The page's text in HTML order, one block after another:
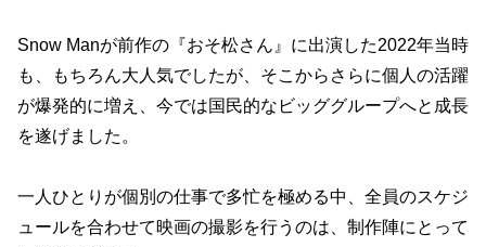
Snow Manが前作の『おそ松さん』に出演した2022年当時
も、もちろん大人気でしたが、そこからさらに個人の活躍
が爆発的に増え、今では国民的なビッググループへと成長
を遂げました。
一人ひとりが個別の仕事で多忙を極める中、全員のスケジ
ュールを合わせて映画の撮影を行うのは、制作陣にとって